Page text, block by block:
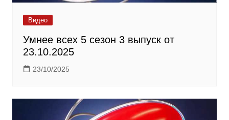
Видео
Умнее всех 5 сезон 3 выпуск от
23.10.2025
23/10/2025